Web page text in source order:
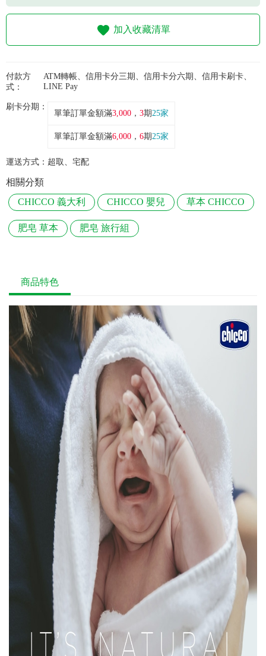
加入收藏清單
付款方
式：
ATM轉帳、信用卡分三期、信用卡分六期、信用卡刷卡、
LINE Pay
刷卡分期：
單筆訂單金額滿3,000 ， 3期25家
單筆訂單金額滿6,000 ， 6期25家
運送方式： 超取、宅配
相關分類
CHICCO 義大利
CHICCO 嬰兒 草本 CHICCO
肥皂 草本 肥皂 旅行組
商品特色